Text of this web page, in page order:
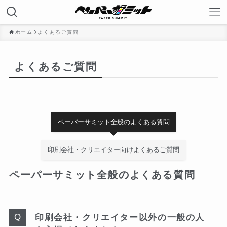
ホーム よくあるご質問
よくあるご質問
ペーパーサミット全般のよくある質問
印刷会社・クリエイター向けよくあるご質問
ペーパーサミット全般のよくある質問
印刷会社・クリエイター以外の一般の人